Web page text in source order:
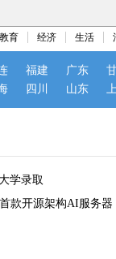
教育 经济 生活
福建 广东
四川 山东
学录取
款开源架构AI服务器